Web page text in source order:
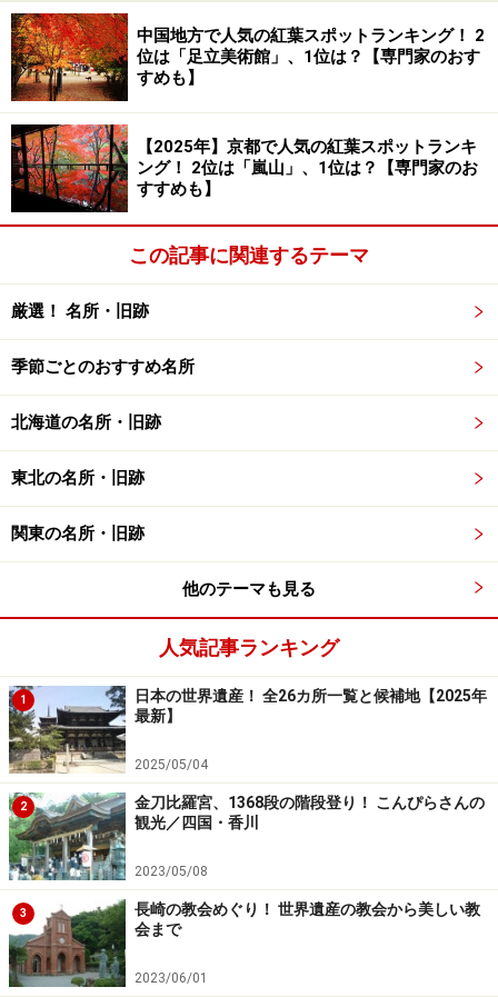
伊勢神宮・外宮の別宮の一つ、多賀宮。
100段近く石段を上がった先にあり、個人の願いを聞き届け
て下さる神様として多くの方がお詣りされています（2013年
12月撮影）
正宮にお詣りを済ませた後は、同じ外宮の中にある別宮
の風宮（かぜのみや）や土宮（つちのみや）、多賀宮
人のお願いを聞き届けて下さる神様として、いつも多く
の方がお詣りされています。
天照大神を祀る内宮へお詣りします
続いては内宮（ないくう）へ。
）
（あまてらすおおみかみ）を祀ります。
伊勢神宮・内宮への架け橋、宇治橋（2013年12月撮影）
外宮と内宮はバスで15分ほど離れています。内宮前のバ
ス停を降りた後、少し歩いた先に見える大きな鳥居が内
宮の入口です。
宇治橋から穏やかに流れる五十鈴川を望む（2013年12月撮
影）
鳥居の先に続くのは、穏やかに流れる五十鈴川（いすず
がわ）に架かる宇治橋。この橋を渡って内宮の宮内に入
中国地方で人気の紅葉スポットランキング！ 2
位は「足立美術館」、1位は？【専門家のおす
すめも】
【2025年】京都で人気の紅葉スポットランキ
ング！ 2位は「嵐山」、1位は？【専門家のお
すすめも】
この記事に関連するテーマ
厳選！ 名所・旧跡
季節ごとのおすすめ名所
北海道の名所・旧跡
東北の名所・旧跡
関東の名所・旧跡
他のテーマも見る
人気記事ランキング
1
日本の世界遺産！ 全26カ所一覧と候補地【2025年
最新】
2025/05/04
2
金刀比羅宮、1368段の階段登り！ こんぴらさんの
観光／四国・香川
2023/05/08
3
長崎の教会めぐり！ 世界遺産の教会から美しい教
会まで
2023/06/01